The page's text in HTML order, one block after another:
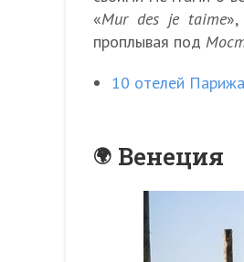
«Mur des je taime
проплывая под
10 отелей
Венеция